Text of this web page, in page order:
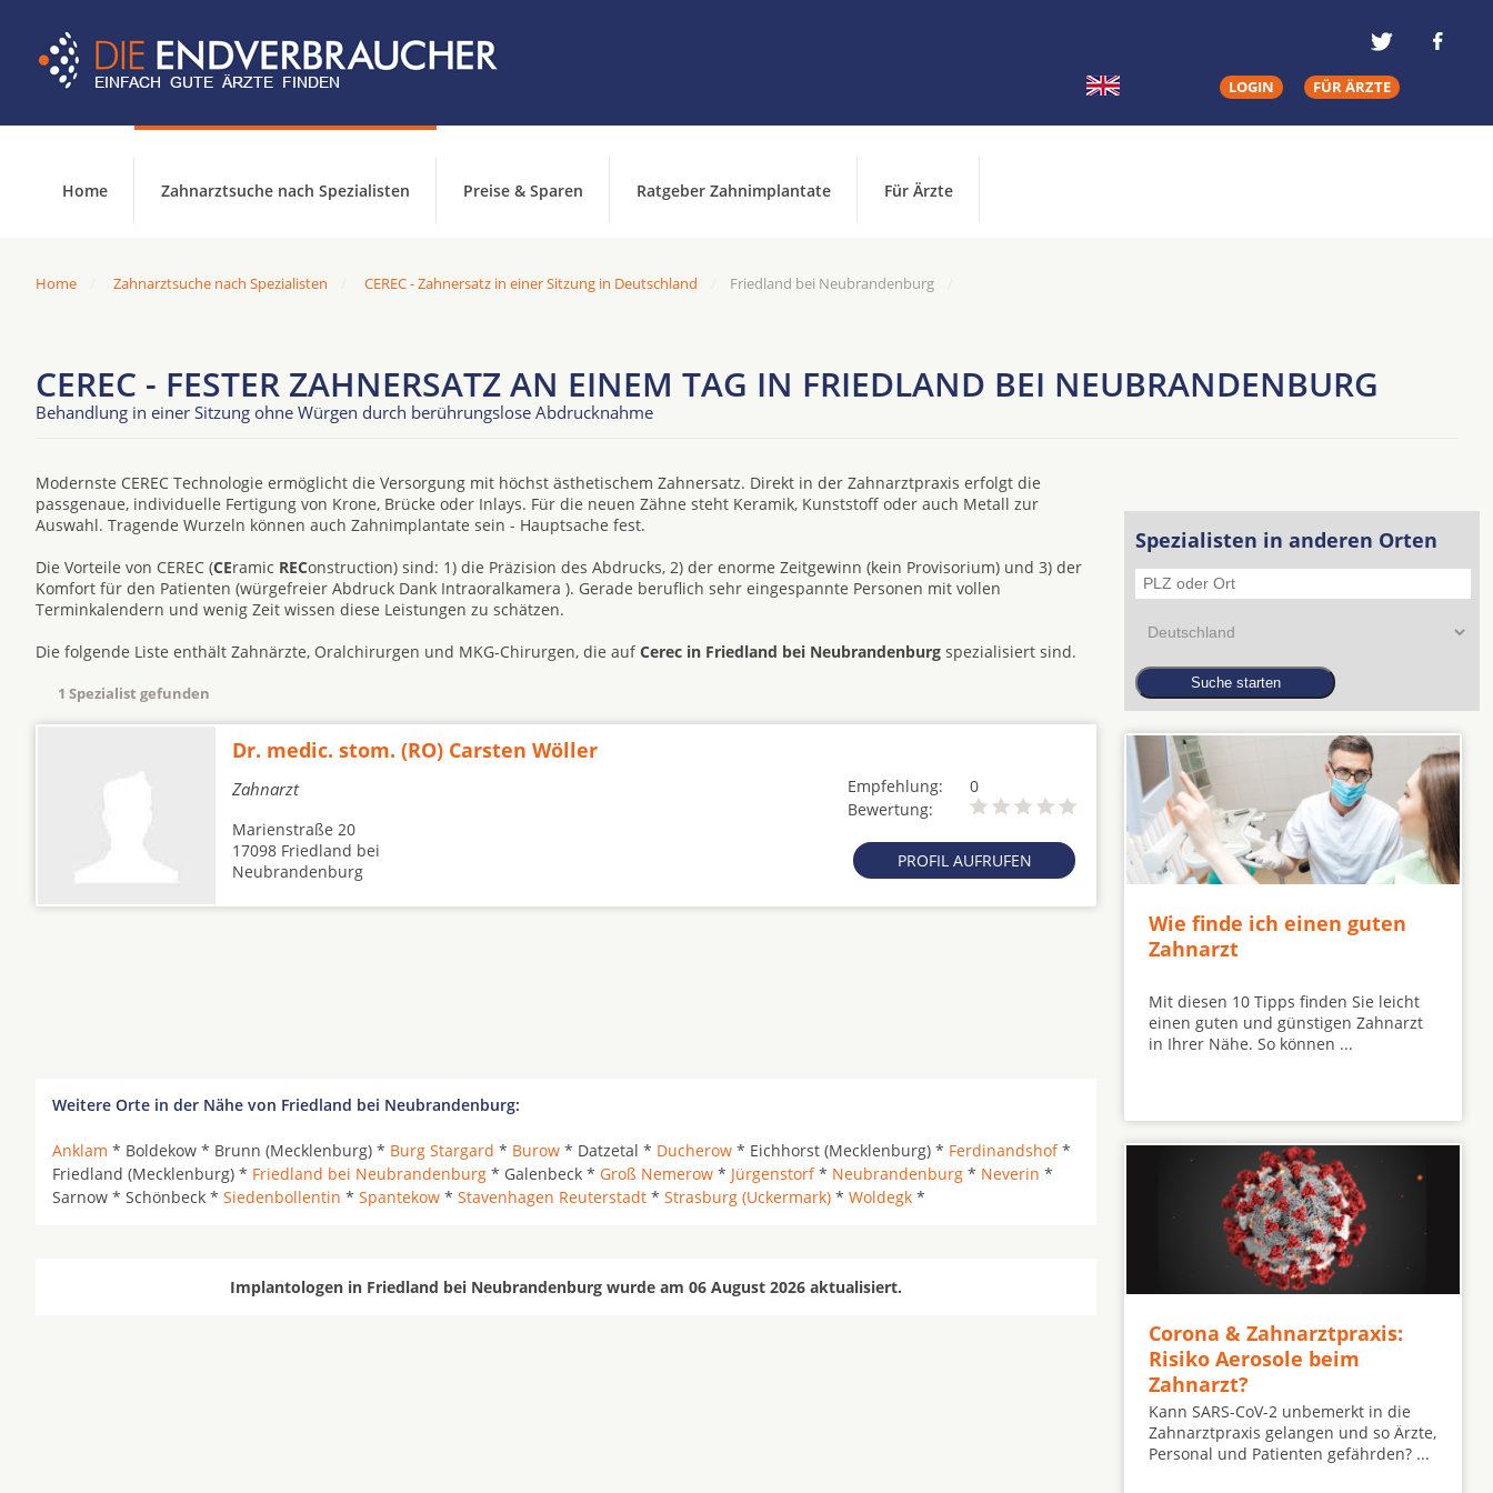
LOGIN FÜR ÄRZTE
Home Zahnarztsuche nach Spezialisten Preise & Sparen Ratgeber Zahnimplantate Für Ärzte
Home Zahnarztsuche nach Spezialisten CEREC - Zahnersatz in einer Sitzung in Deutschland Friedland bei Neubrandenburg
CEREC - FESTER ZAHNERSATZ AN EINEM TAG IN FRIEDLAND BEI NEUBRANDENBURG
Behandlung in einer Sitzung ohne Würgen durch berührungslose Abdrucknahme
Modernste CEREC Technologie ermöglicht die Versorgung mit höchst ästhetischem Zahnersatz. Direkt in der Zahnarztpraxis erfolgt die
passgenaue, individuelle Fertigung von Krone, Brücke oder Inlays. Für die neuen Zähne steht Keramik, Kunststoff oder auch Metall zur
Auswahl. Tragende Wurzeln können auch Zahnimplantate sein - Hauptsache fest.
Die Vorteile von CEREC (CEramic REConstruction) sind: 1) die Präzision des Abdrucks, 2) der enorme Zeitgewinn (kein Provisorium) und 3) der
Komfort für den Patienten (würgefreier Abdruck Dank Intraoralkamera ). Gerade beruflich sehr eingespannte Personen mit vollen
Terminkalendern und wenig Zeit wissen diese Leistungen zu schätzen.
Die folgende Liste enthält Zahnärzte, Oralchirurgen und MKG-Chirurgen, die aufCerec in Friedland bei Neubrandenburg spezialisiert sind.
1 Spezialist gefunden
Dr. medic. stom. (RO) Carsten Wöller
Zahnarzt Empfehlung:
0
Bewertung:
PROFIL AUFRUFEN
Marienstraße 20
17098 Friedland bei
Neubrandenburg
Weitere Orte in der Nähe von Friedland bei Neubrandenburg:
Anklam * Boldekow * Brunn (Mecklenburg) * Burg Stargard * Burow * Datzetal * Ducherow * Eichhorst (Mecklenburg) * Ferdinandshof*
Friedland (Mecklenburg) * Friedland bei Neubrandenburg * Galenbeck * Groß Nemerow * Jürgenstorf* Neubrandenburg * Neverin *
Sarnow * Schönbeck * Siedenbollentin * Spantekow * Stavenhagen Reuterstadt * Strasburg (Uckermark) * Woldegk *
Implantologen in Friedland bei Neubrandenburg wurde am 06 August 2026 aktualisiert.
Spezialisten in anderen Orten
Wie finde ich einen guten
Zahnarzt
Mit diesen 10 Tipps finden Sie leicht
einen guten und günstigen Zahnarzt
in Ihrer Nähe. So können ...
Corona & Zahnarztpraxis:
Risiko Aerosole beim
Zahnarzt?
Kann SARS-CoV-2 unbemerkt in die
Zahnarztpraxis gelangen und so Ärzte,
Personal und Patienten gefährden? ...